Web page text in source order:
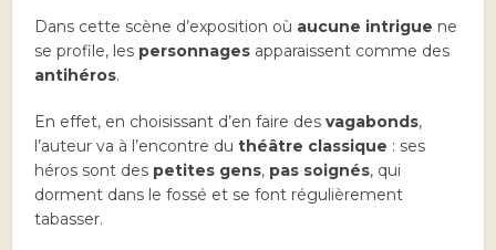
Dans cette scène d’exposition où aucune intrigue ne
se profile, les personnages apparaissent comme des
antihéros.
En effet, en choisissant d’en faire desvagabonds,
l’auteur va à l’encontre duthéâtre classique : ses
héros sont des petites gens, pas soignés, qui
dorment dans le fossé et se font régulièrement
tabasser.